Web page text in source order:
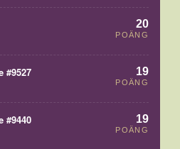
20
POÄNG
#9527 19
POÄNG
#9440 19
POÄNG